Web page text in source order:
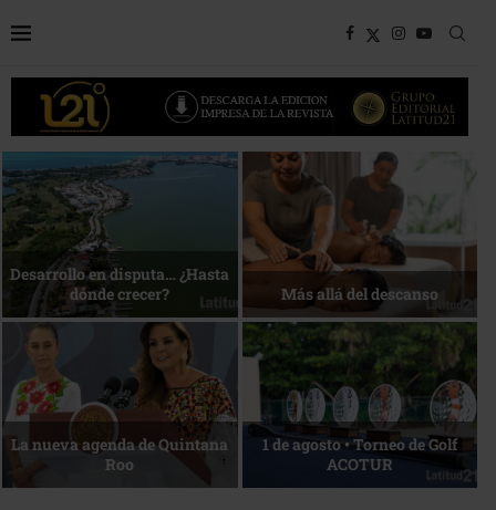
Desarrollo en disputa… ¿Hasta
dónde crecer?
Más allá del descanso
La nueva agenda de Quintana
Roo
1 de agosto • Torneo de Golf
ACOTUR